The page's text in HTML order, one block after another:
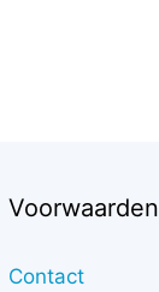
Voorwaarden
Contact